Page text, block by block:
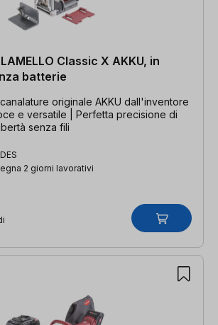
Classic X AKKU, in
batterie
originale AKKU dall'inventore
e versatile | Perfetta precisione di
senza fili
2 giorni lavorativi